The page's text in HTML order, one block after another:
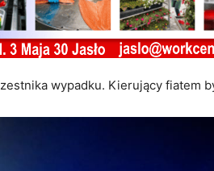
wypadku. Kierujący fiatem